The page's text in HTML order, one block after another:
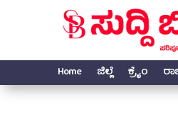
Home ಜಿಲ್ಲೆ ಕ್ರೈಂ